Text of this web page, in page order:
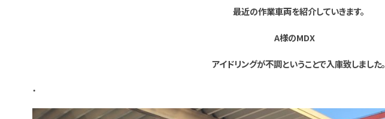
最近の作業車両を紹介していきます。
A様のMDX
アイドリングが不調ということで入庫致しました。
・